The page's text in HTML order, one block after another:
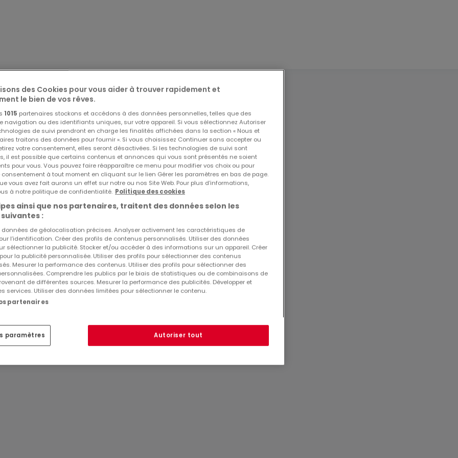
www.jost-immo.com
à la vente cette agréable maison trois façades située dans le
Elle est idéale pour un premier achat ou même un
érigée sur une parcelle d'une contenance de 1 are. Sa
de 195 m².
de bain
des Cookies pour vous aider à trouver rapidement et
le bien de vos rêves.
1015 partenaires stockons et accédons à des données personnelles, telles que des
navigation ou des identifiants uniques, sur votre appareil. Si vous sélectionnez Autoriser
de suivi prendront en charge les finalités affichées dans la section « Nous et
traitons des données pour fournir ». Si vous choisissez Continuer sans accepter ou
votre consentement, elles seront désactivées. Si les technologies de suivi sont
il est possible que certains contenus et annonces qui vous sont présentés ne soient
pour vous. Vous pouvez faire réapparaître ce menu pour modifier vos choix ou pour
consentement à tout moment en cliquant sur le lien Gérer les paramètres en bas de page.
vous avez fait aurons un effet sur notre ou nos Site Web. Pour plus d’informations,
à notre politique de confidentialité. Politique des cookies
ainsi que nos partenaires, traitent des données selon les
:
données de géolocalisation précises. Analyser activement les caractéristiques de
l’identification. Créer des profils de contenus personnalisés. Utiliser des données
sélectionner la publicité. Stocker et/ou accéder à des informations sur un appareil. Créer
la publicité personnalisée. Utiliser des profils pour sélectionner des contenus
Mesurer la performance des contenus. Utiliser des profils pour sélectionner des
Comprendre les publics par le biais de statistiques ou de combinaisons de
de différentes sources. Mesurer la performance des publicités. Développer et
services. Utiliser des données limitées pour sélectionner le contenu.
partenaires
paramètres Autoriser tout